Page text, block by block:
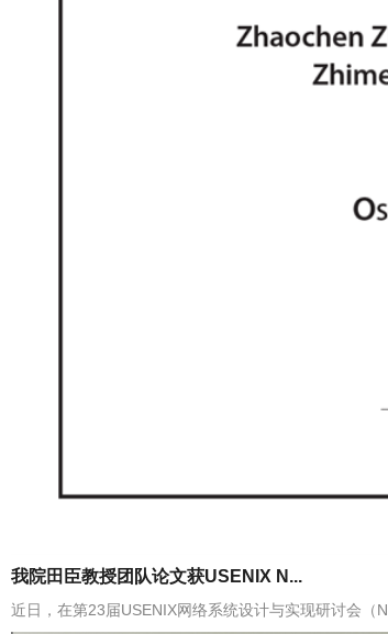
我院田臣教授团队论文获USENIX N...
近日，在第23届USENIX网络系统设计与实现研讨会（